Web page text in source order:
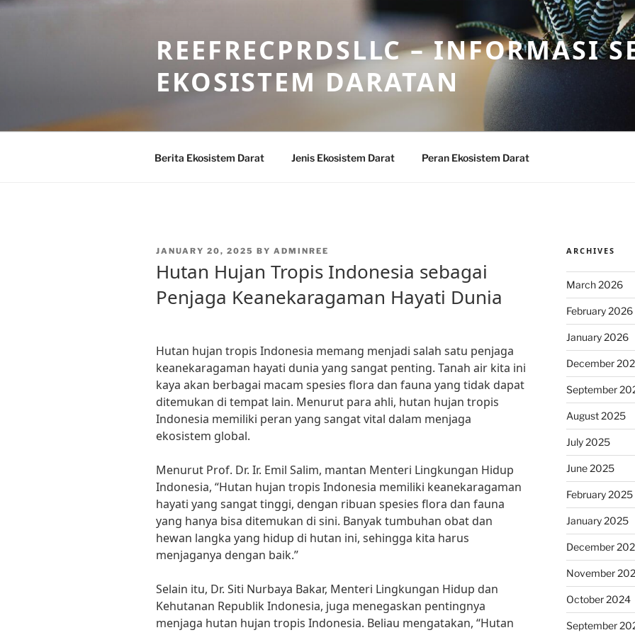
Skip
REEFRECPRDSLLC – INFORMASI
EKOSISTEM DARATAN
Berita Ekosistem Darat Jenis Ekosistem Darat Peran Ekosistem Darat
POSTED
JANUARY 20, 2025 BY ADMINREE
Hutan Hujan Tropis Indonesia sebagai
Penjaga Keanekaragaman Hayati Dunia
Hutan hujan tropis Indonesia memang menjadi salah satu penjaga
keanekaragaman hayati dunia yang sangat penting. Tanah air kita ini
kaya akan berbagai macam spesies flora dan fauna yang tidak dapat
ditemukan di tempat lain. Menurut para ahli, hutan hujan tropis
Indonesia memiliki peran yang sangat vital dalam menjaga
ekosistem global.
Menurut Prof. Dr. Ir. Emil Salim, mantan Menteri Lingkungan Hidup
Indonesia, “Hutan hujan tropis Indonesia memiliki keanekaragaman
hayati yang sangat tinggi, dengan ribuan spesies flora dan fauna
yang hanya bisa ditemukan di sini. Banyak tumbuhan obat dan
hewan langka yang hidup di hutan ini, sehingga kita harus
menjaganya dengan baik.”
Selain itu, Dr. Siti Nurbaya Bakar, Menteri Lingkungan Hidup dan
Kehutanan Republik Indonesia, juga menegaskan pentingnya
menjaga hutan hujan tropis Indonesia. Beliau mengatakan, “Hutan
ARCHIVES
March 2026
February 2026
January 2026
December
September
August 2025
July 2025
June 2025
February 2025
January 2025
December
November
October 2024
September